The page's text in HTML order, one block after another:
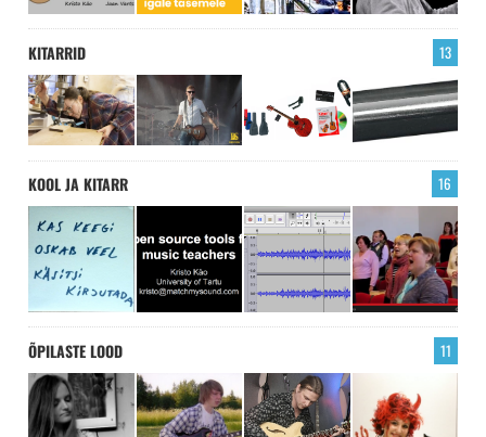
KITARRID 13
KOOL JA KITARR 16
ÕPILASTE LOOD 11